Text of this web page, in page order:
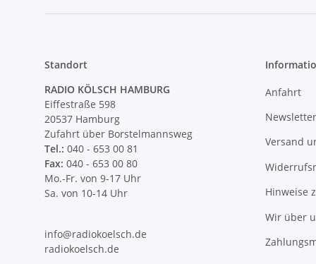
Standort
RADIO KÖLSCH HAMBURG
Eiffestraße 598
20537 Hamburg
Zufahrt über Borstelmannsweg
Tel.: 040 - 653 00 81
Fax: 040 - 653 00 80
Mo.-Fr. von 9-17 Uhr
Sa. von 10-14 Uhr
info@radiokoelsch.de
radiokoelsch.de
Anfahrt
Newsletter
Versand
Hinweise
Wir über